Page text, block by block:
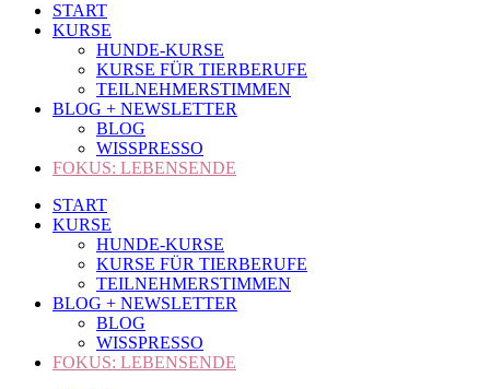
START
KURSE
HUNDE-KURSE
KURSE FÜR TIERBERUFE
TEILNEHMERSTIMMEN
BLOG + NEWSLETTER
BLOG
WISSPRESSO
FOKUS: LEBENSENDE
START
KURSE
HUNDE-KURSE
KURSE FÜR TIERBERUFE
TEILNEHMERSTIMMEN
BLOG + NEWSLETTER
BLOG
WISSPRESSO
FOKUS: LEBENSENDE